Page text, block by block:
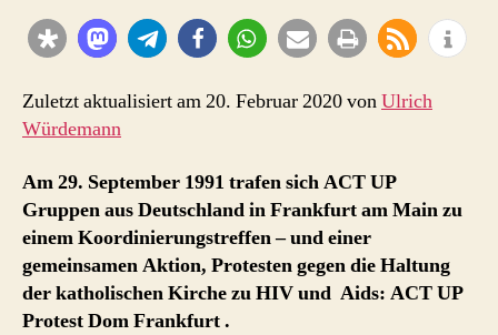
Frankfurt
am
1.
Zuletzt aktualisiert am 20. Februar 2020 vonUlrich
Würdemann
Am 29. September 1991 trafen sich ACT UP
Gruppen aus Deutschland in Frankfurt am Main zu
einem Koordinierungstreffen – und einer
gemeinsamen Aktion, Protesten gegen die Haltung
der katholischen Kirche zu HIV und Aids: ACT UP
Protest Dom Frankfurt .